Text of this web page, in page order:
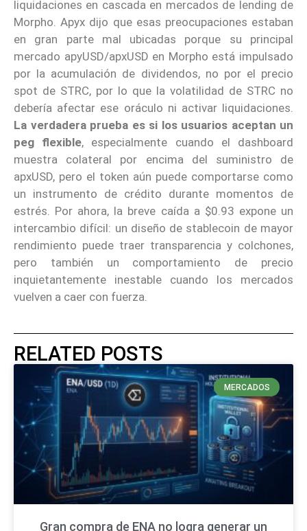
liquidaciones en cascada en mercados de lending de
Morpho. Apyx dijo que esas preocupaciones estaban
en gran parte mal ubicadas porque su principal
mercado apyUSD/apxUSD en Morpho está impulsado
por la acumulación de dividendos, no por el precio
spot de STRC, por lo que la volatilidad de STRC no
debería afectar ese oráculo ni activar liquidaciones.
La verdadera prueba es si los usuarios aceptan un
peg flexible, especialmente cuando el dashboard
muestra colateral por encima del suministro de
apxUSD, pero el token aún puede comportarse como
un instrumento de crédito durante momentos de
estrés. Por ahora, la breve caída a $0.93 expone un
intercambio difícil: un diseño de stablecoin de mayor
rendimiento puede traer transparencia y colchones,
pero también un comportamiento de precio
inquietantemente inestable cuando los mercados
vuelven a caer con fuerza.
RELATED POSTS
MERCADOS
Gran compra de ENA no logra generar un